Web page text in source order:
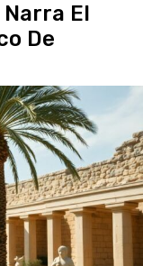
El
De